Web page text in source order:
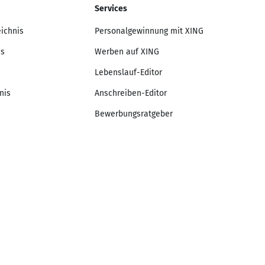
Services
Personalgewinnung mit XING
Werben auf XING
Lebenslauf-Editor
Anschreiben-Editor
Bewerbungsratgeber